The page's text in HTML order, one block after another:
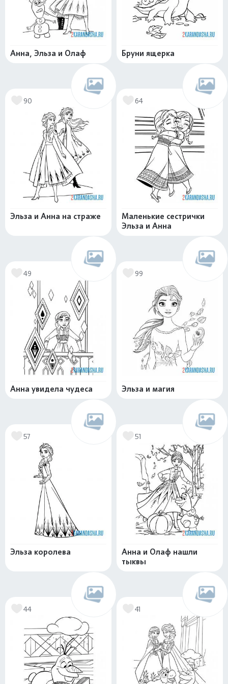
Анна, Эльза и Олаф Бруни ящерка
90
Эльза и Анна на страже
64
Маленькие сестрички
Эльза и Анна
49
Анна увидела чудеса
99
Эльза и магия
57
Эльза королева
51
Анна и Олаф нашли
тыквы
44 41